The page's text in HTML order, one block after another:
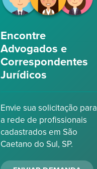
Encontre
Advogados e
Correspondentes
Jurídicos
Envie sua solicitação para
a rede de profissionais
cadastrados em São
Caetano do Sul, SP.